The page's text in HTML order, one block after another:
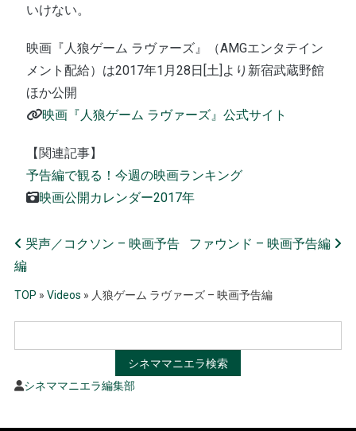
いけない。
映画『人狼ゲーム ラヴァーズ』（AMGエンタテイン
メント配給）は2017年1月28日[土]より新宿武蔵野館
ほか公開
映画『人狼ゲーム ラヴァーズ』公式サイト
【関連記事】
予告編で観る！今週の映画ランキング
映画公開カレンダー2017年
Post navigation
哭声／コクソン – 映画予告
編
ファウンド – 映画予告編
TOP » Videos » 人狼ゲーム ラヴァーズ – 映画予告編
シネママニエラ編集部